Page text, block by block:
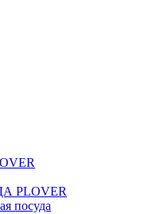
PLOVER
посуда